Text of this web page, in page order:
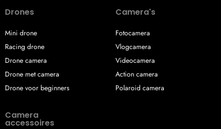
Drones
Mini drone
Racing drone
Drone camera
Drone met camera
Drone voor beginners
Camera's
Fotocamera
Vlogcamera
Videocamera
Action camera
Polaroid camera
Camera
accessoires